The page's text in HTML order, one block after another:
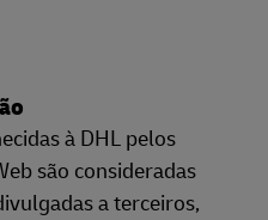
à DHL pelos
são consideradas
a terceiros,